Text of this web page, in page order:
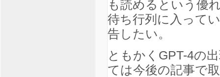
も読めるという優
待ち行列に入って
告したい。
ともかくGPT-4の
ては今後の記事